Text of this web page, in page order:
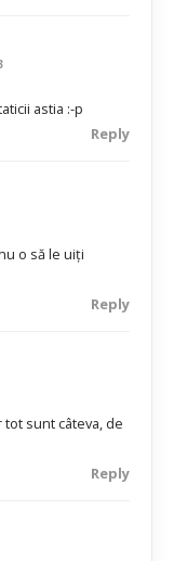
astia :-p
Reply
o să le uiți
Reply
sunt câteva, de
Reply